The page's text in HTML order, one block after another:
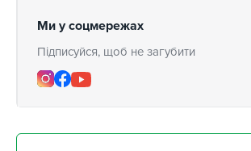
Ми у соцмережах
Підписуйся, щоб не загубити